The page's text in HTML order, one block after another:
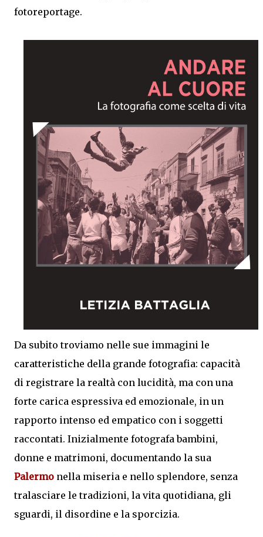
fotoreportage.
Da subito troviamo nelle sue immagini le
caratteristiche della grande fotografia: capacità
di registrare la realtà con lucidità, ma con una
forte carica espressiva ed emozionale, in un
rapporto intenso ed empatico con i soggetti
raccontati. Inizialmente fotografa bambini,
donne e matrimoni, documentando la sua
Palermo nella miseria e nello splendore, senza
tralasciare le tradizioni, la vita quotidiana, gli
sguardi, il disordine e la sporcizia.